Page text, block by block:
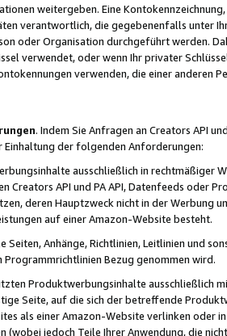
weitergeben. Eine
verantwortlich, die gegebenenfalls unter
oder Organisation durchgeführt werden.
verwendet, oder wenn Ihr privater
verwenden, die einer anderen
. Indem Sie Anfragen an Creators API
Einhaltung der folgenden Anforderungen:
ausschließlich in rechtmäßiger
Creators API und PA API, Datenfeeds oder
deren Hauptzweck nicht in der Werbung
auf einer Amazon-Website besteht.
Seiten, Anhänge, Richtlinien, Leitlinien und
Programmrichtlinien Bezug genommen wird.
Produktwerbungsinhalte ausschließlich
Seite, auf die sich der betreffende
als einer Amazon-Website verlinken oder
(wobei jedoch Teile Ihrer Anwendung, die